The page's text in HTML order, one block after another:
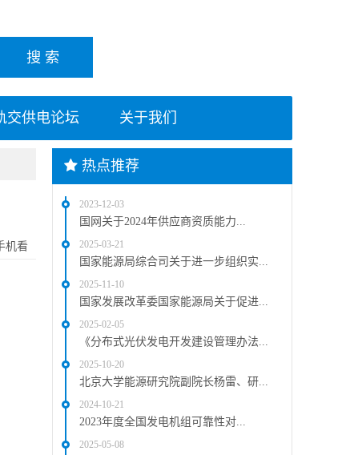
交供电论坛 关于我们
机看
热点推荐
2023-12-03
国网关于2024年供应商资质能力...
2025-03-21
国家能源局综合司关于进一步组织实...
2025-11-10
国家发展改革委国家能源局关于促进...
2025-02-05
《分布式光伏发电开发建设管理办法...
2025-10-20
北京大学能源研究院副院长杨雷、研...
2024-10-21
2023年度全国发电机组可靠性对...
2025-05-08